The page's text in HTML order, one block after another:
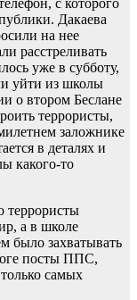
с которого
Дакаева
на нее
расстреливать
уже в субботу,
уйти из школы
о втором Беслане
террористы,
заложнике
в деталях и
какого-то
террористы
а в школе
было захватывать
посты ППС,
самых